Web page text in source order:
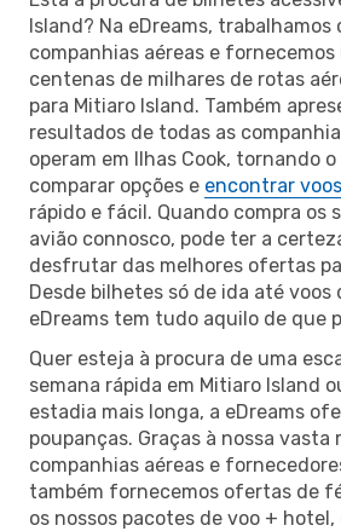
Island? Na eDreams, trabalhamos
companhias aéreas e
centenas de milhares de rotas
para Mitiaro Island. Também
resultados de todas as
operam em Ilhas Cook, tornando
comparar opções e encontrar
rápido e fácil. Quando compra os
avião connosco, pode ter a
desfrutar das melhores ofertas
Desde bilhetes só de ida até voos
eDreams tem tudo aquilo de que
Quer esteja à procura de uma
semana rápida em Mitiaro Island
estadia mais longa, a eDreams
poupanças. Graças à nossa vasta
companhias aéreas e
também fornecemos ofertas de
os nossos pacotes de voo + hotel,